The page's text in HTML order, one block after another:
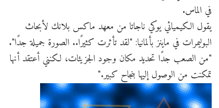
في الماس.
يقول الكيميائي يوكي ناجاتا من معهد ماكس بلانك لأبحاث
البوليمرات في ماينز بألمانيا: "لقد تأثرت كثيرًا.. الصورة جميلة جدًا".
"من الصعب جدًا تحديد مكان وجود الجزيئات، لكنني أعتقد أنها
تمكنت من الوصول إليها بنجاح كبير."